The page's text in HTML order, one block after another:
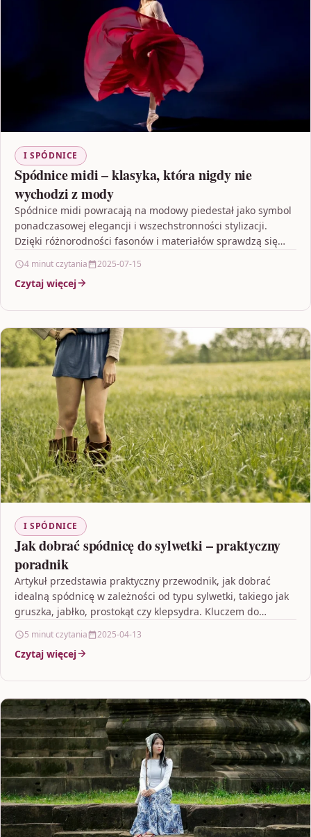
I SPÓDNICE
Spódnice midi – klasyka, która nigdy nie
wychodzi z mody
Spódnice midi powracają na modowy piedestał jako symbol
ponadczasowej elegancji i wszechstronności stylizacji.
Dzięki różnorodności fasonów i materiałów sprawdzą się
4 minut czytania 2025-07-15
Czytaj więcej
I SPÓDNICE
Jak dobrać spódnicę do sylwetki – praktyczny
poradnik
Artykuł przedstawia praktyczny przewodnik, jak dobrać
idealną spódnicę w zależności od typu sylwetki, takiego jak
gruszka, jabłko, prostokąt czy klepsydra. Kluczem do
5 minut czytania 2025-04-13
Czytaj więcej